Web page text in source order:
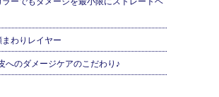
わりレイヤー
へのダメージケアのこだわり♪